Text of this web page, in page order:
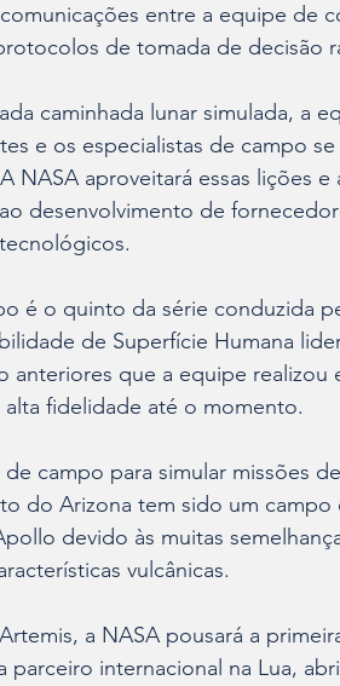
entre a equipe de
de tomada de decisão
caminhada lunar simulada, a
e os especialistas de campo
NASA aproveitará essas lições
desenvolvimento de
é o quinto da série conduzida
de Superfície Humana
anteriores que a equipe realizou
fidelidade até o momento.
campo para simular missões
do Arizona tem sido um campo
devido às muitas
vulcânicas.
a NASA pousará a
parceiro internacional na Lua,